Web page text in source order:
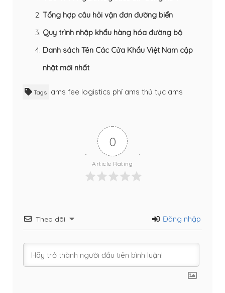
Tổng hợp câu hỏi vận đơn đường biển
Quy trình nhập khẩu hàng hóa đường bộ
Danh sách Tên Các Cửa Khẩu Việt Nam cập
nhật mới nhất
Tags ams fee logistics phí ams thủ tục ams
0
Article Rating
Theo dõi Đăng nhập